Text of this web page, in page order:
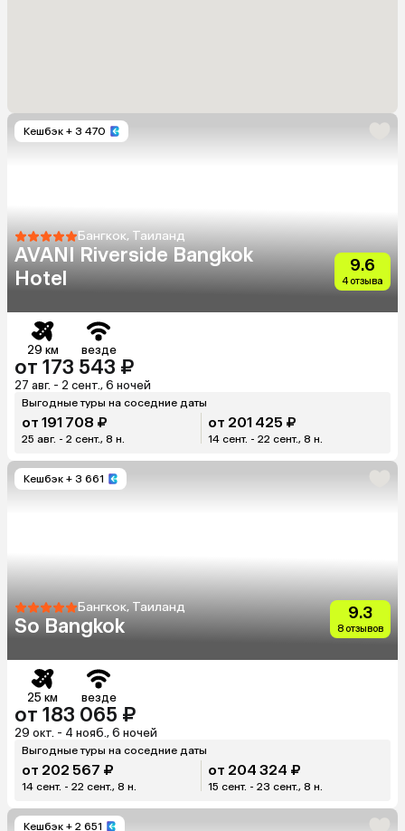
Кешбэк + 3 470
Бангкок, Таиланд
AVANI Riverside Bangkok
Hotel
9.6
4 отзыва
29 км везде
от 173 543 ₽
27 авг. - 2 сент., 6 ночей
Выгодные туры на соседние даты
от 191 708 ₽
25 авг. - 2 сент., 8 н.
от 201 425 ₽
14 сент. - 22 сент., 8 н.
Кешбэк + 3 661
Бангкок, Таиланд
So Bangkok
9.3
8 отзывов
25 км везде
от 183 065 ₽
29 окт. - 4 нояб., 6 ночей
Выгодные туры на соседние даты
от 202 567 ₽
14 сент. - 22 сент., 8 н.
от 204 324 ₽
15 сент. - 23 сент., 8 н.
Кешбэк + 2 651